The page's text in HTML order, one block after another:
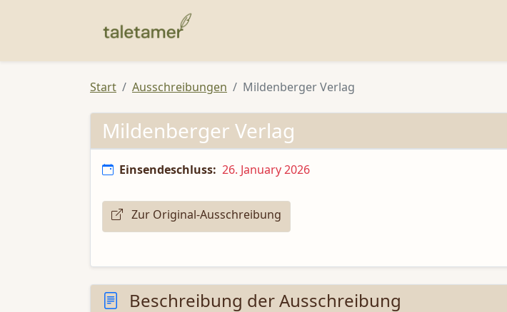
Start Ausschreibungen Mildenberger Verlag
Mildenberger Verlag
Einsendeschluss: 26. January 2026
Zur Original-Ausschreibung
Beschreibung der Ausschreibung